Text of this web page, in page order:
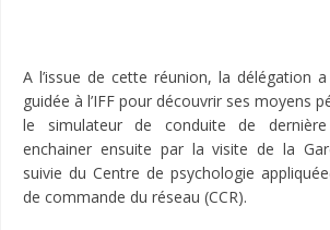
A l’issue de cette réunion, la délégation
guidée à l’IFF pour découvrir ses moyens
le simulateur de conduite de
enchainer ensuite par la visite de la
suivie du Centre de psychologie
de commande du réseau (CCR).